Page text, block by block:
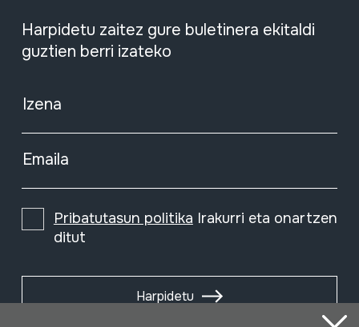
Harpidetu zaitez gure buletinera ekitaldi
guztien berri izateko
Izena
Emaila
Pribatutasun politika Irakurri eta onartzen
ditut
Harpidetu